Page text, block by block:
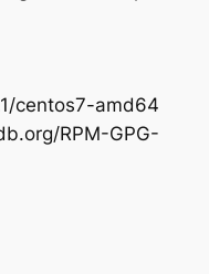
centos7-amd64
RPM-GPG-